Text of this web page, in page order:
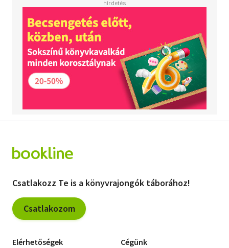
Csatlakozz Te is a könyvrajongók táborához!
Csatlakozom
Elérhetőségek Cégünk